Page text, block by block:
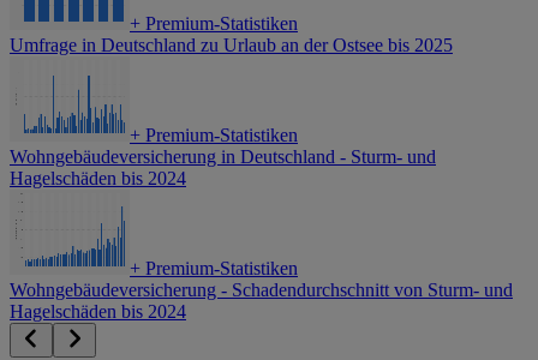
+ Premium-Statistiken
Umfrage in Deutschland zu Urlaub an der Ostsee bis 2025
+ Premium-Statistiken
Wohngebäudeversicherung in Deutschland - Sturm- und
Hagelschäden bis 2024
+ Premium-Statistiken
Wohngebäudeversicherung - Schadendurchschnitt von Sturm- und
Hagelschäden bis 2024